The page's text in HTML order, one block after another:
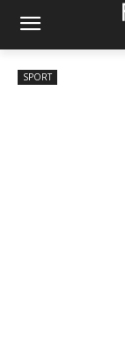
SPORT